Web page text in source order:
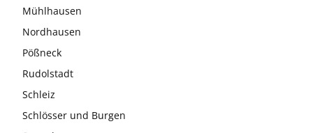
Mühlhausen
Nordhausen
Pößneck
Rudolstadt
Schleiz
Schlösser und Burgen